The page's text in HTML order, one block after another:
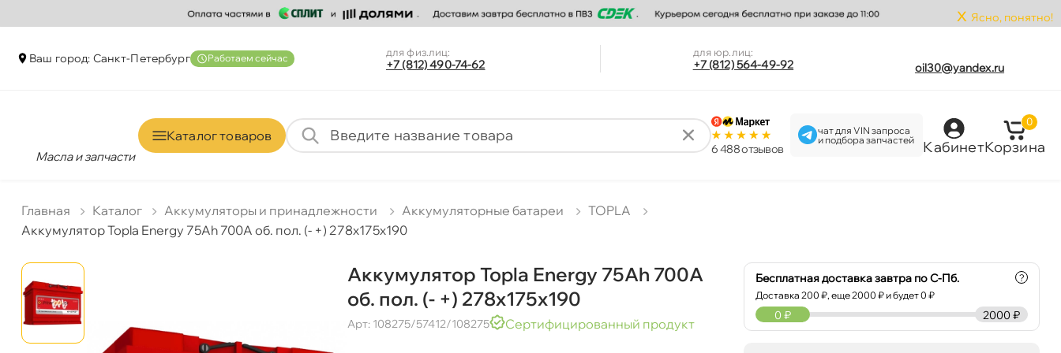
x Ясно, понятно!
аш город: Санкт-Петербур Работаем сейчас для физ.лиц:
+7 (812) 490-74-62
для юр.лиц:
+7 (812) 564-49-92 oil30@yandex.ru
Масла и запчасти
Каталог товаро
6 488 отзыво
чат для VIN запроса
и подбора запчастей
Кабинет
0
Корзина
Главная Катало Аккумуляторы и принадлежности Аккумуляторные батареи
TOPLA
Аккумулятор Topla Energy 75Ah 700A об. пол. (- +) 278x175x190
Аккумулятор Topla Energy 75Ah 700A
об. пол. (- +) 278x175x190
Арт: 108275/57412/108275 Сертифицированный продукт
Бесплатная доставка завтра по С-Пб.
Доставка200 ₽, еще2000 ₽ и будет 0 ₽
?
2000 ₽
0 ₽